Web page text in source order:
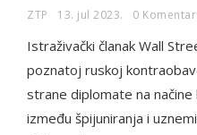
ZTP 13. jul 2023. 0
Istraživački članak Wall
poznatoj ruskoj
strane diplomate na
između špijuniranja i